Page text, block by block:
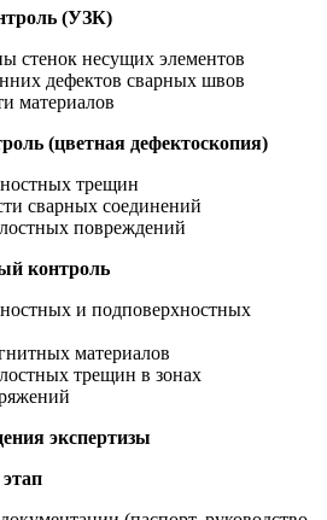
(УЗК)
стенок несущих элементов
дефектов сварных швов
материалов
(цветная дефектоскопия)
трещин
сварных соединений
повреждений
контроль
и подповерхностных
материалов
трещин в зонах
экспертизы